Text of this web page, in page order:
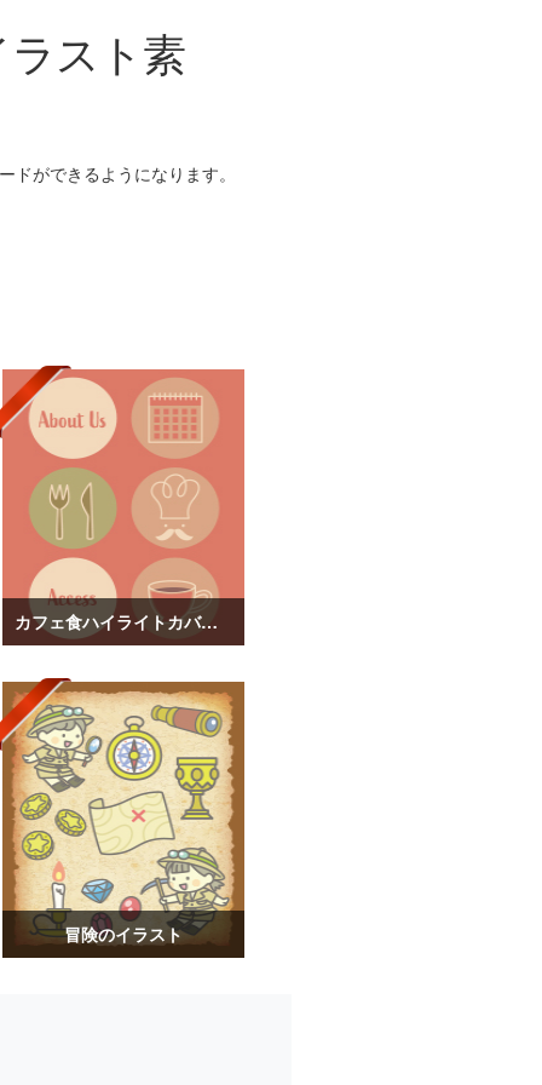
スト素
ができるようになります。
カフェ食ハイライトカバーイラスト
冒険のイラスト